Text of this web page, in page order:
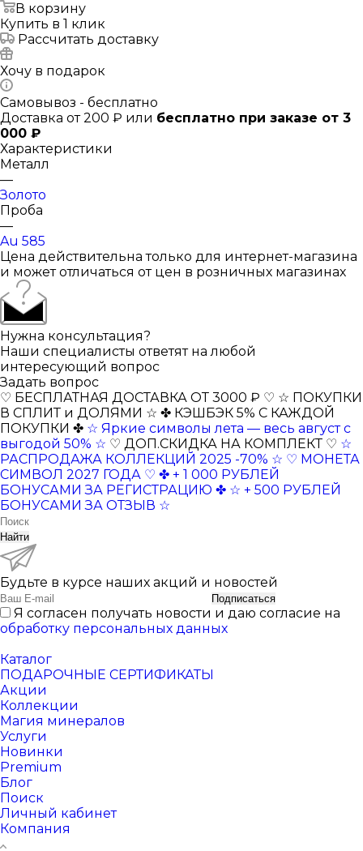
В корзину
Купить в 1 клик
Рассчитать доставку
Хочу в подарок
Самовывоз - бесплатно
Доставка от 200 ₽ или бесплатно при заказе от 3
000 ₽
Характеристики
Металл
—
Золото
Проба
—
Au 585
Цена действительна только для интернет-магазина
и может отличаться от цен в розничных магазинах
Нужна консультация?
Наши специалисты ответят на любой
интересующий вопрос
Задать вопрос
♡ БЕСПЛАТНАЯ ДОСТАВКА ОТ 3000 ₽ ♡ ☆ ПОКУПКИ
В СПЛИТ и ДОЛЯМИ ☆ ✤ КЭШБЭК 5% С КАЖДОЙ
ПОКУПКИ ✤ ☆ Яркие символы лета — весь август с
выгодой 50% ☆ ♡ ДОП.СКИДКА НА КОМПЛЕКТ ♡ ☆
РАСПРОДАЖА КОЛЛЕКЦИЙ 2025 -70% ☆ ♡ МОНЕТА
СИМВОЛ 2027 ГОДА ♡ ✤ + 1 000 РУБЛЕЙ
БОНУСАМИ ЗА РЕГИСТРАЦИЮ ✤ ☆ + 500 РУБЛЕЙ
БОНУСАМИ ЗА ОТЗЫВ ☆
Найти
Будьте в курсе наших акций и новостей
Подписаться
Я согласен получать новости и даю согласие на
обработку персональных данных
Каталог
ПОДАРОЧНЫЕ СЕРТИФИКАТЫ
Акции
Коллекции
Магия минералов
Услуги
Новинки
Premium
Блог
Поиск
Личный кабинет
Компания